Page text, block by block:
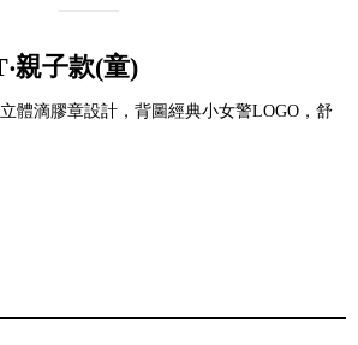
親子款(童)
體滴膠章設計，背圖經典小女警LOGO，舒